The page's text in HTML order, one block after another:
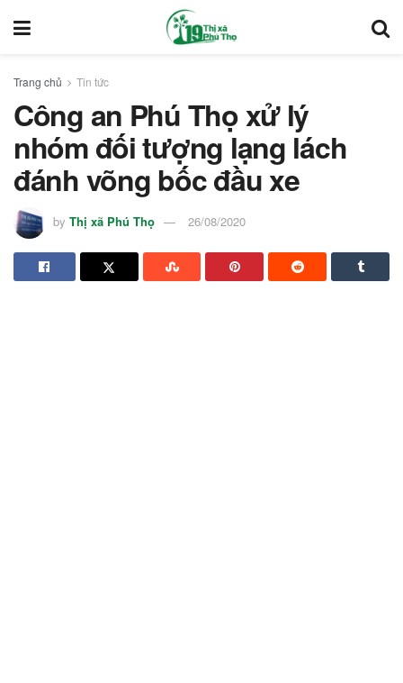
Trang chủ Tin tức
Công an Phú Thọ xử lý
nhóm đối tượng lạng lách
đánh võng bốc đầu xe
by Thị xã Phú Thọ 26/08/2020